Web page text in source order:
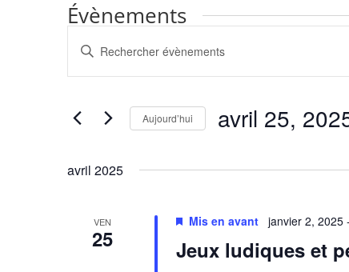
Évènements
Recherche
et
navigation
vues
Évènements
Saisir
clé.
Évènements
clé.
Aujourd’hui avril 25,
avril 2025
VEN
25 Jeux ludiques et
Mis en avant janvier 2, 2025-